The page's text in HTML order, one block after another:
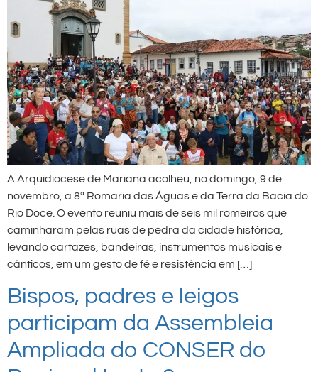
A Arquidiocese de Mariana acolheu, no domingo, 9 de
novembro, a 8ª Romaria das Águas e da Terra da Bacia do
Rio Doce. O evento reuniu mais de seis mil romeiros que
caminharam pelas ruas de pedra da cidade histórica,
levando cartazes, bandeiras, instrumentos musicais e
cânticos, em um gesto de fé e resistência em […]
Bispos, padres e leigos
participam da Assembleia
Ampliada do CONSER do